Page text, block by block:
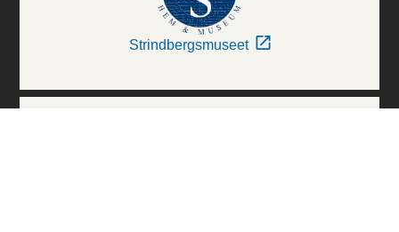
Strindbergsmuseet